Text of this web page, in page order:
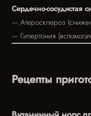
Сердечно-сосудистая
— Атеросклероз
— Гипертония
Рецепты